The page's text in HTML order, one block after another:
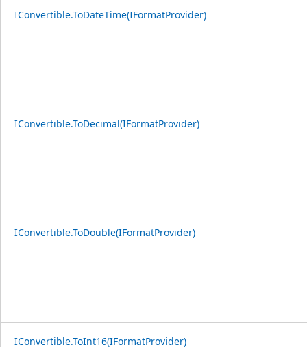
IConvertible.ToDateTime(IFormatProvider)
IConvertible.ToDecimal(IFormatProvider)
IConvertible.ToDouble(IFormatProvider)
IConvertible.ToInt16(IFormatProvider)